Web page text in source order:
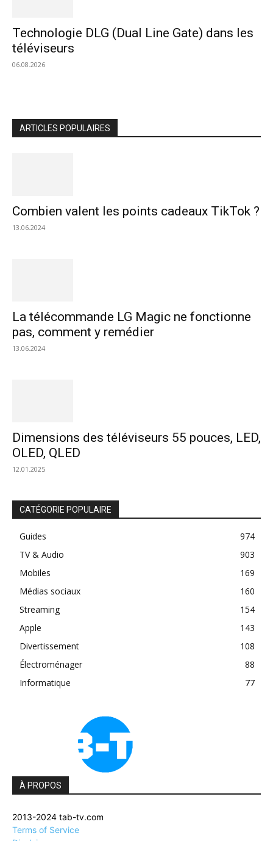
Technologie DLG (Dual Line Gate) dans les
téléviseurs
06.08.2026
ARTICLES POPULAIRES
Combien valent les points cadeaux TikTok ?
13.06.2024
La télécommande LG Magic ne fonctionne
pas, comment y remédier
13.06.2024
Dimensions des téléviseurs 55 pouces, LED,
OLED, QLED
12.01.2025
CATÉGORIE POPULAIRE
Guides
974
TV & Audio
903
Mobiles
169
Médias sociaux
160
Streaming
154
Apple
143
Divertissement
108
Électroménager
88
Informatique
77
À PROPOS
2013-2024 tab-tv.com
Terms of Service